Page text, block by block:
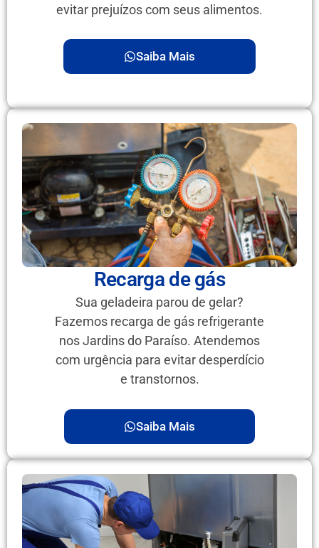
evitar prejuízos com seus alimentos.
Saiba Mais
Recarga de gás
Sua geladeira parou de gelar?
Fazemos recarga de gás refrigerante
nos Jardins do Paraíso. Atendemos
com urgência para evitar desperdício
e transtornos.
Saiba Mais